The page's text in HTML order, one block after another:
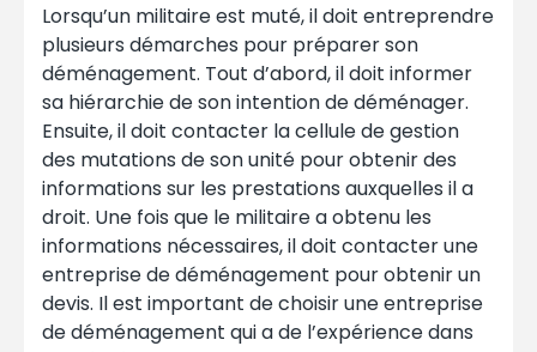
Lorsqu’un militaire est muté, il doit entreprendre
plusieurs démarches pour préparer son
déménagement. Tout d’abord, il doit informer
sa hiérarchie de son intention de déménager.
Ensuite, il doit contacter la cellule de gestion
des mutations de son unité pour obtenir des
informations sur les prestations auxquelles il a
droit. Une fois que le militaire a obtenu les
informations nécessaires, il doit contacter une
entreprise de déménagement pour obtenir un
devis. Il est important de choisir une entreprise
de déménagement qui a de l’expérience dans